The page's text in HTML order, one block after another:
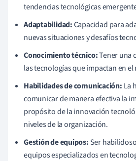
tendencias tecnológicas
Adaptabilidad:Capacidad para
nuevas situaciones y desafíos
Conocimiento técnico:Tener una
las tecnologías que impactan en el
Habilidades de comunicación: La
comunicar de manera efectiva la
propósito de la innovación
niveles de la organización.
Gestión de equipos: Ser
equipos especializados en